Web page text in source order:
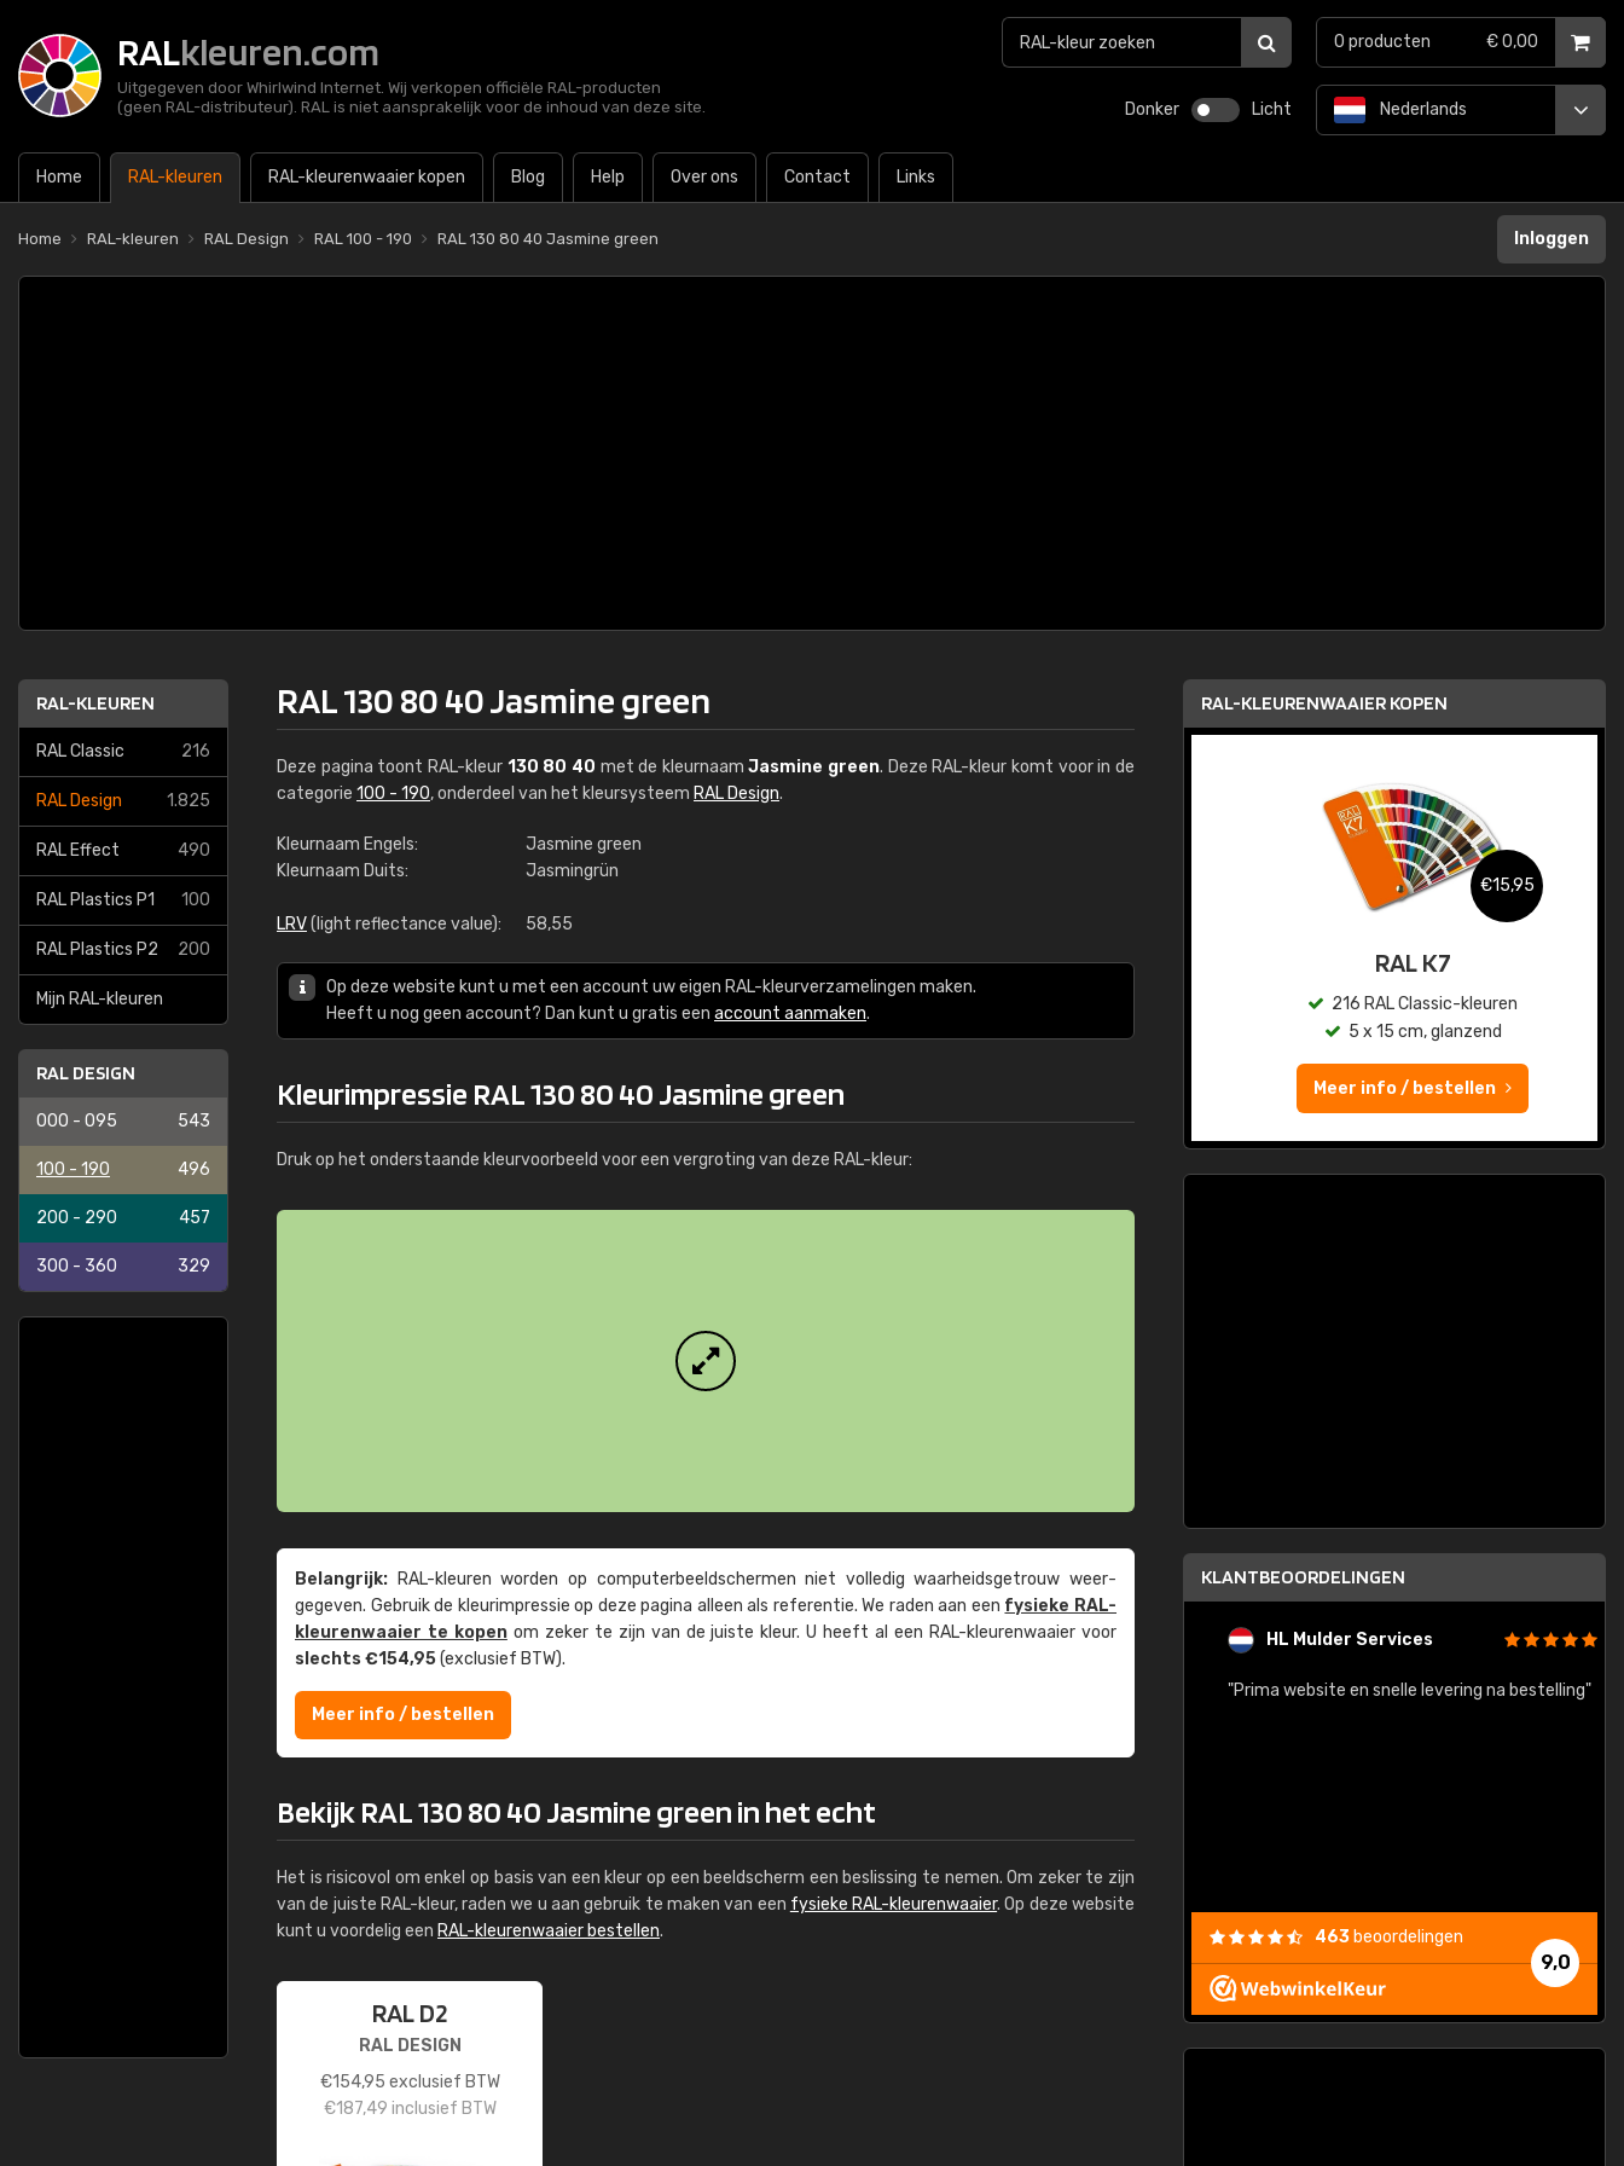
RALkleuren.com
Uitgegeven door Whirlwind Internet. Wij verkopen officiële RAL-producten
(geen RAL-distributeur). RAL is niet aansprakelijk voor de inhoud van deze site.
Donker Licht
Home RAL-kleuren RAL-kleurenwaaier kopen Blog Help Over ons Contact Links
Nederlands
0 producten € 0,00
Home RAL-kleuren RAL Design RAL 100 - 190 RAL 130 80 40 Jasmine green Inloggen
RAL-KLEUREN
RAL Classic 216
RAL Design 1.825
RAL Effect 490
RAL Plastics P1 100
RAL Plastics P2 200
Mijn RAL-kleuren
RAL DESIGN
000 - 095 543
100 - 190 496
200 - 290 457
300 - 360 329
RAL 130 80 40 Jasmine green
Deze pagina toont RAL-kleur 130 80 40 met de kleurnaamJasmine green. Deze RAL-kleur komt voor in de
categorie 100 - 190, onderdeel van het kleursysteem RAL Design.
Kleurnaam Engels:
Jasmine green
Kleurnaam Duits:
Jasmingrün
LRV(light reflectance value): 58,55
Op deze website kunt u met een account uw eigen RAL-kleurverzamelingen maken.
Heeft u nog geen account? Dan kunt u gratis een account aanmaken.
Kleurimpressie RAL 130 80 40 Jasmine green
Druk op het onderstaande kleurvoorbeeld voor een vergroting van deze RAL-kleur:
Belangrijk: RAL-kleuren worden op computer­beeld­schermen niet volledig waarheids­­getrouw weer­
gegeven. Gebruik de kleur­impressie op deze pagina alleen als referentie. We raden aan een fysieke RAL-
kleuren­waaier te kopenom zeker te zijn van de juiste kleur. U heeft al een RAL-kleuren­waaier voor
slechts €154,95(exclusief BTW).
Meer info / bestellen
Bekijk RAL 130 80 40 Jasmine green in het echt
Het is risicovol om enkel op basis van een kleur op een beeldscherm een beslissing te nemen. Om zeker te zijn
van de juiste RAL-kleur, raden we u aan gebruik te maken van een fysieke RAL-kleurenwaaier. Op deze website
kunt u voordelig een RAL-kleurenwaaier bestellen.
RAL D2
RAL DESIGN
€154,95 exclusief BTW
€187,49 inclusief BTW
RAL-KLEURENWAAIER KOPEN
RAL K7 op waterbasis
€15,95
RAL K7
216 RAL Classic-kleuren
5 x 15 cm, glanzend
Meer info / bestellen
KLANTBEOORDELINGEN
Kambier BV HL Mulder Services
"Prima website en snelle levering na bestelling"
9,0
463 beoordelingen